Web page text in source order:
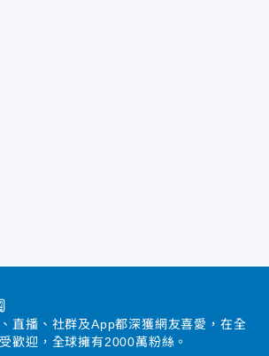
直播、社群及App都深獲網友喜愛，在全
歡迎，全球擁有2000萬粉絲。